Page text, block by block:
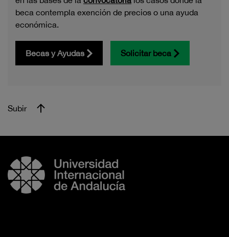
beca contempla exención de precios o una ayuda
económica.
Becas y Ayudas Solicitar beca
Subir